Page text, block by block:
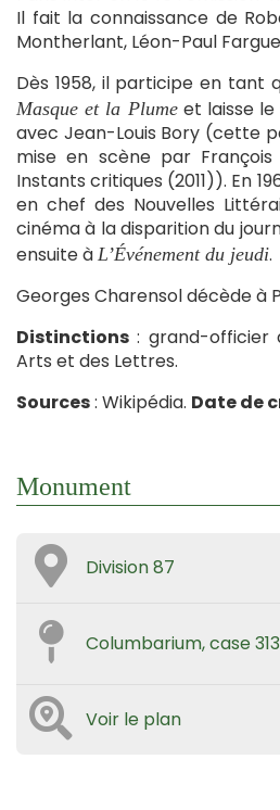
Il fait la connaissance de
Montherlant, Léon-Paul
Dès 1958, il participe en tant
Masque et la Plumeet laisse le
avec Jean-Louis Bory (cette
mise en scène par
Instants critiques (2011)). En
en chef des Nouvelles
cinéma à la disparition du
ensuite à L’Événement du jeudi.
Georges Charensol décède à
Distinctions : grand-officier
Arts et des Lettres.
Sources: Wikipédia. Date de
Monument
Division 87
Columbarium, case 313
Voir le plan